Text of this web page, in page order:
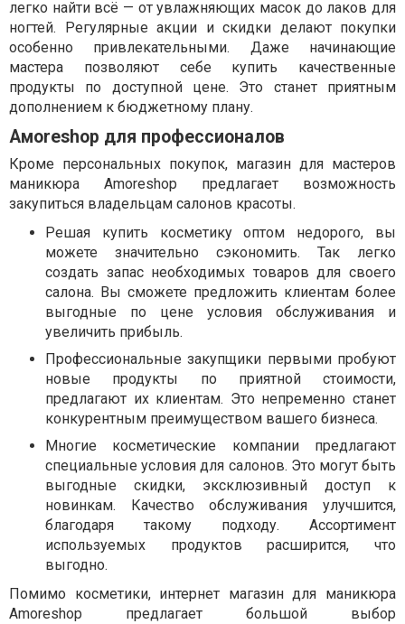
легко найти всё — от увлажняющих масок до лаков для
ногтей. Регулярные акции и скидки делают покупки
особенно привлекательными. Даже начинающие
мастера позволяют себе купить качественные
продукты по доступной цене. Это станет приятным
дополнением к бюджетному плану.
Амоreshop для профессионалов
Кроме персональных покупок, магазин для мастеров
маникюра Amoreshop предлагает возможность
закупиться владельцам салонов красоты.
Решая купить косметику оптом недорого, вы
можете значительно сэкономить. Так легко
создать запас необходимых товаров для своего
салона. Вы сможете предложить клиентам более
выгодные по цене условия обслуживания и
увеличить прибыль.
Профессиональные закупщики первыми пробуют
новые продукты по приятной стоимости,
предлагают их клиентам. Это непременно станет
конкурентным преимуществом вашего бизнеса.
Многие косметические компании предлагают
специальные условия для салонов. Это могут быть
выгодные скидки, эксклюзивный доступ к
новинкам. Качество обслуживания улучшится,
благодаря такому подходу. Ассортимент
используемых продуктов расширится, что
выгодно.
Помимо косметики, интернет магазин для маникюра
Amoreshop предлагает большой выбор